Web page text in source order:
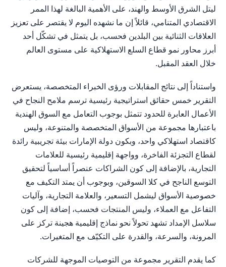
ليتل الشرق الأوسط والهند، على الأهمية البالغة لهذا الممر
الاقتصادي المتنامي، قائلاً إن ما نشهده اليوم لا يقتصر على تعزيز
العلاقات الثنائية بين البلدين فحسب، بل يتمثل في تشكّل أحد
أبرز محاور نمو قطاع السلع الاستهلاكية على مستوى العالم
خلال العقد المقبل.
واستناداً إلى نتائج المقابلات ورؤى الخبراء المتخصصة، يستعرض
التقرير خمس حقائق استراتيجية رئيسية ترسم ملامح النجاح في
الأعمال العابرة للحدود تتمثل بوجوب التعامل مع السوق الهندية
باعتبارها مجموعة من الأسواق المتخصصة والمتنوعة، وليس
كاقتصاد استهلاكي واحد، وبكون دولة الإمارات بيئة تجريبية رائدة
لقطاع التجزئة الفاخرة، وواجهة إقليمية رئيسية للعلامات
التجارية، بالإضافة إلى كون الشراكات عنصراً أساسياً لتحقيق
التوسع الناجح في كلا السوقين، وبوجوب أن يمتد التكيف مع
خصوصية الأسواق ليشمل التسعير، والعلامة التجارية، وآليات
التفاعل مع العملاء، وليس المنتجات فحسب، إضافة إلى كون
سلاسل الإمداد تشهد تحولاً نحو نماذج إقليمية هجينة تركز على
المرونة، والسرعة، والقدرة على التكيّف مع المتغيرات.
كما يقدم التقرير مجموعة من التوصيات الموجهة للشركات